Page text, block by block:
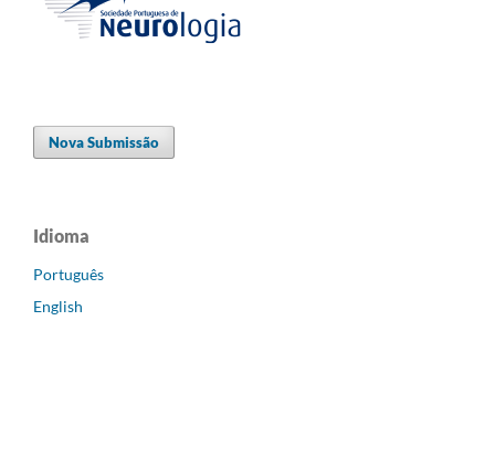
Nova Submissão
Idioma
Português
English